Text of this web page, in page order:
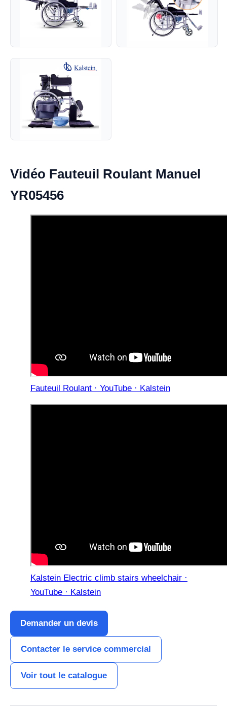
Vidéo Fauteuil Roulant Manuel
YR05456
Fauteuil Roulant · YouTube · Kalstein
Kalstein Electric climb stairs wheelchair ·
YouTube · Kalstein
Demander un devis
Contacter le service commercial
Voir tout le catalogue